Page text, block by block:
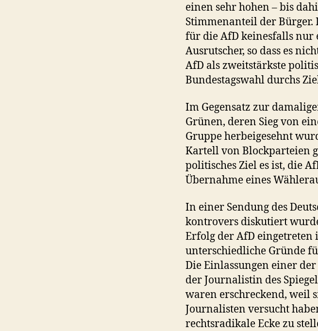
einen sehr hohen – bis
Stimmenanteil der
für die AfD keinesfalls nur
Ausrutscher, so dass es
AfD als zweitstärkste
Bundestagswahl durchs
Im Gegensatz zur
Grünen, deren Sieg von
Gruppe herbeigesehnt
Kartell von Blockparteien
politisches Ziel es ist, die
Übernahme eines
In einer Sendung des
kontrovers diskutiert
Erfolg der AfD eingetreten
unterschiedliche Gründe
Die Einlassungen einer
der Journalistin des
waren erschreckend, weil
Journalisten versucht
rechtsradikale Ecke zu